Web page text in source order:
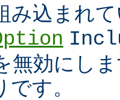
み込まれ
無効にし
す。